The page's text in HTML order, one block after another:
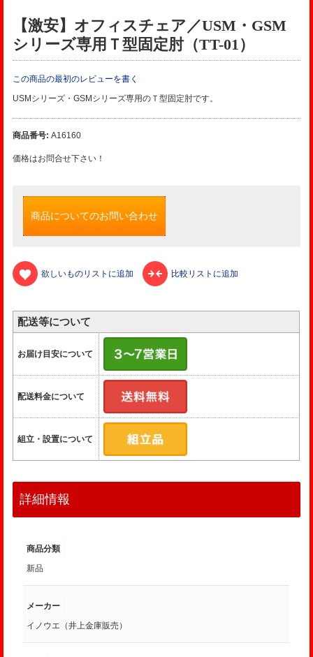
【激安】オフィスチェア／USM・GSM
シリーズ専用Ｔ型固定肘（TT-01）
この商品の最初のレビューを書く
USMシリーズ・GSMシリーズ専用のＴ型固定肘です。
商品番号:A16160
価格はお問合せ下さい！
商品についてのお問い合わせ
欲しいものリストに追加 比較リストに追加
配送等について
お届け目安について
配送料金について
組立・設置について
詳細情報
商品分類
新品
メーカー
イノウエ（井上金庫販売）